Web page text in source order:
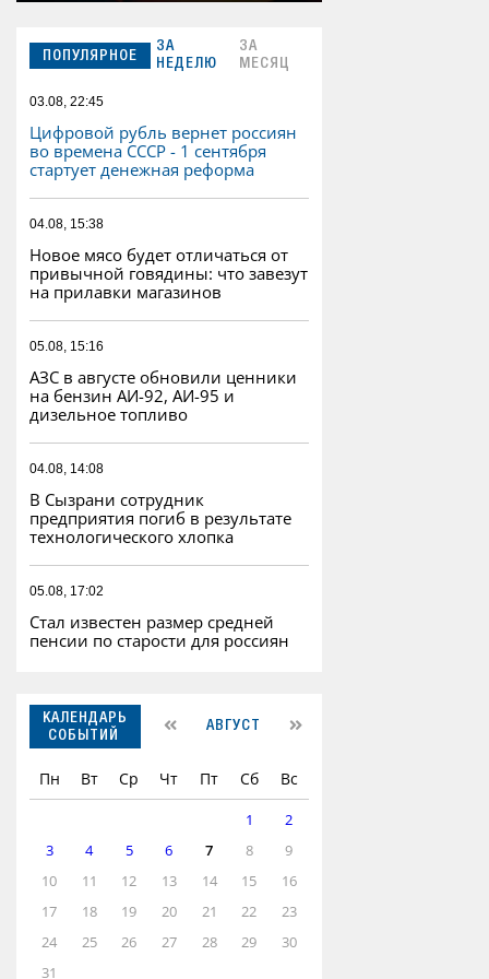
ПОПУЛЯРНОЕ
ЗА
НЕДЕЛЮ
ЗА
МЕСЯЦ
03.08, 22:45
Цифровой рубль вернет россиян
во времена СССР - 1 сентября
стартует денежная реформа
04.08, 15:38
Новое мясо будет отличаться от
привычной говядины: что завезут
на прилавки магазинов
05.08, 15:16
АЗС в августе обновили ценники
на бензин АИ-92, АИ-95 и
дизельное топливо
04.08, 14:08
В Сызрани сотрудник
предприятия погиб в результате
технологического хлопка
05.08, 17:02
Стал известен размер средней
пенсии по старости для россиян
КАЛЕНДАРЬ
СОБЫТИЙ
АВГУСТ
Пн Вт Ср Чт Пт Сб Вс
1
2
3
4 5 6 7 8
9
10
11 12 13 14 15
16
17
18 19 20 21 22
23
24
25 26 27 28 29
30
31